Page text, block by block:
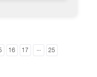
16 17 ... 25